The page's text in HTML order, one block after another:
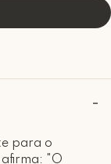
para o
"O